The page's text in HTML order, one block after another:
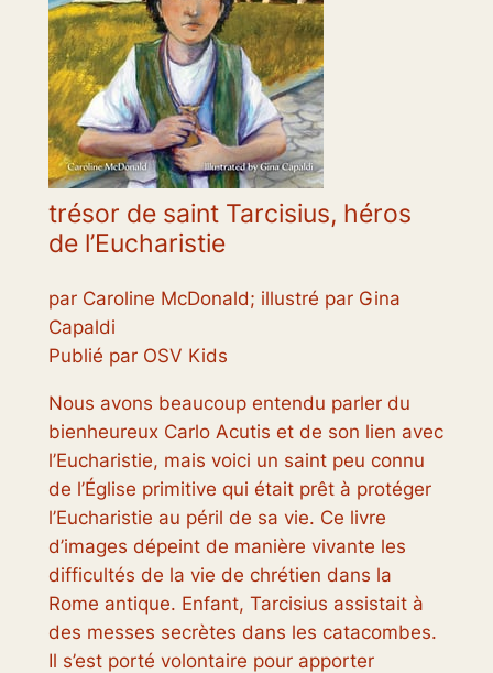
trésor de saint Tarcisius, héros
de l’Eucharistie
par Caroline McDonald; illustré par Gina
Capaldi
Publié par OSV Kids
Nous avons beaucoup entendu parler du
bienheureux Carlo Acutis et de son lien avec
l’Eucharistie, mais voici un saint peu connu
de l’Église primitive qui était prêt à protéger
l’Eucharistie au péril de sa vie. Ce livre
d’images dépeint de manière vivante les
difficultés de la vie de chrétien dans la
Rome antique. Enfant, Tarcisius assistait à
des messes secrètes dans les catacombes.
Il s’est porté volontaire pour apporter